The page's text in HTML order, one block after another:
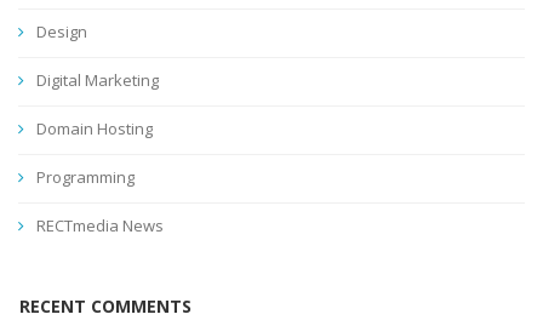
Design
Digital Marketing
Domain Hosting
Programming
RECTmedia News
RECENT COMMENTS